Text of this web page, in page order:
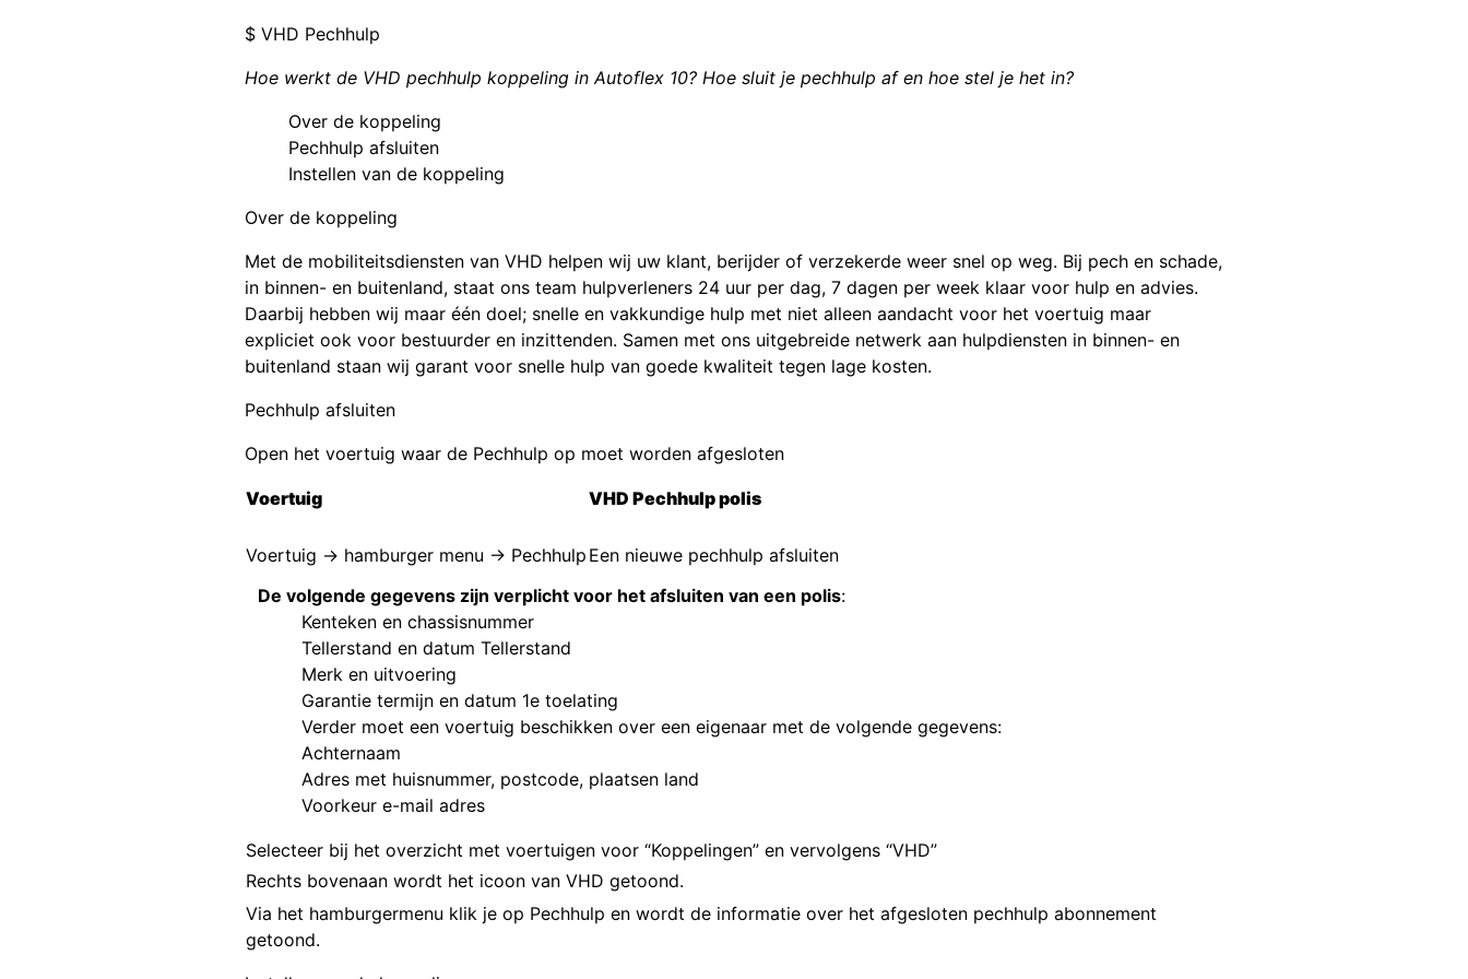
$ VHD Pechhulp
Hoe werkt de VHD pechhulp koppeling in Autoflex 10? Hoe sluit je pechhulp af en hoe stel je het in?
Over de koppeling
Pechhulp afsluiten
Instellen van de koppeling
Over de koppeling
Met de mobiliteitsdiensten van VHD helpen wij uw klant, berijder of verzekerde weer snel op weg. Bij pech en schade,
in binnen- en buitenland, staat ons team hulpverleners 24 uur per dag, 7 dagen per week klaar voor hulp en advies.
Daarbij hebben wij maar één doel; snelle en vakkundige hulp met niet alleen aandacht voor het voertuig maar
expliciet ook voor bestuurder en inzittenden. Samen met ons uitgebreide netwerk aan hulpdiensten in binnen- en
buitenland staan wij garant voor snelle hulp van goede kwaliteit tegen lage kosten.
Pechhulp afsluiten
Open het voertuig waar de Pechhulp op moet worden afgesloten
Voertuig VHD Pechhulp polis
Voertuig → hamburger menu → Pechhulp Een nieuwe pechhulp afsluiten
De volgende gegevens zijn verplicht voor het afsluiten van een polis:
Kenteken en chassisnummer
Tellerstand en datum Tellerstand
Merk en uitvoering
Garantie termijn en datum 1e toelating
Verder moet een voertuig beschikken over een eigenaar met de volgende gegevens:
Achternaam
Adres met huisnummer, postcode, plaatsen land
Voorkeur e-mail adres
Selecteer bij het overzicht met voertuigen voor “Koppelingen” en vervolgens “VHD”
Rechts bovenaan wordt het icoon van VHD getoond.
Via het hamburgermenu klik je op Pechhulp en wordt de informatie over het afgesloten pechhulp abonnement
getoond.